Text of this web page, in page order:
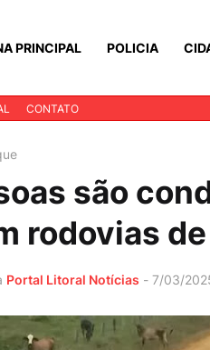
PRINCIPAL POLICIA
CONTATO
são
rodovias
Portal Litoral Notícias - 7/03/